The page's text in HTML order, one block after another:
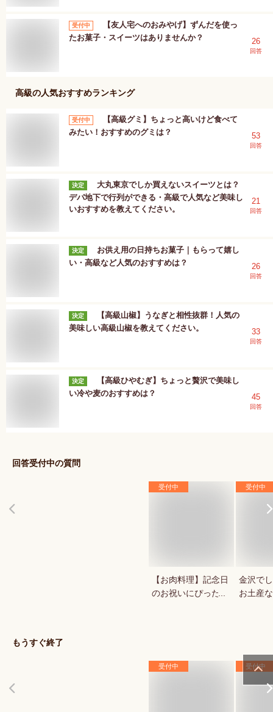
受付中
【友人宅へのおみやげ】ずんだを使っ
たお菓子・スイーツはありませんか？
26
回答
高級の人気おすすめランキング
受付中
【高級グミ】ちょっと高いけど食べて
みたい！おすすめのグミは？
53
回答
決定
大丸東京でしか買えないスイーツとは？
デパ地下で行列ができる・高級で人気など美味し
いおすすめを教えてください。
21
回答
決定
お供え用の日持ちお菓子｜もらって嬉し
い・高級など人気のおすすめは？
26
回答
決定
【高級山椒】うなぎと相性抜群！人気の
美味しい高級山椒を教えてください。
33
回答
決定
【高級ひやむぎ】ちょっと贅沢で美味し
い冷や麦のおすすめは？
45
回答
回答受付中の質問
受付中
【お肉料理】記念日
のお祝いにぴったり
受付中
金沢で
お土産
もうすぐ終了
受付中 受付中